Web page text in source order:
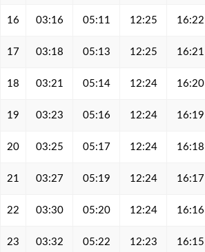
16 03:16 05:11 12:25 16:22
17 03:18 05:13 12:25 16:21
18 03:21 05:14 12:24 16:20
19 03:23 05:16 12:24 16:19
20 03:25 05:17 12:24 16:18
21 03:27 05:19 12:24 16:17
22 03:30 05:20 12:24 16:16
23 03:32 05:22 12:23 16:15